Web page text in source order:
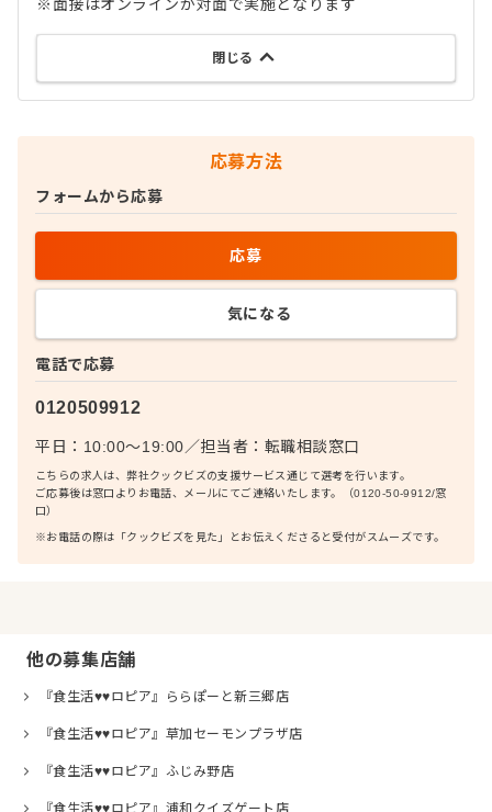
※面接はオンラインか対面で実施となります
閉じる
応募方法
電話で応募
0120509912
平日：10:00〜19:00／担当者： 転職相談窓口
こちらの求人は、弊社クックビズの支援サービス通じて選考を行います。
ご応募後は窓口よりお電話、メールにてご連絡いたします。（0120-50-9912/窓
口）
※お電話の際は「クックビズを見た」とお伝えくださると受付がスムーズです。
フォームから応募
応募
気になる
他の募集店舗
『食生活♥♥ロピア』ららぽーと新三郷店
『食生活♥♥ロピア』草加セーモンプラザ店
『食生活♥♥ロピア』ふじみ野店